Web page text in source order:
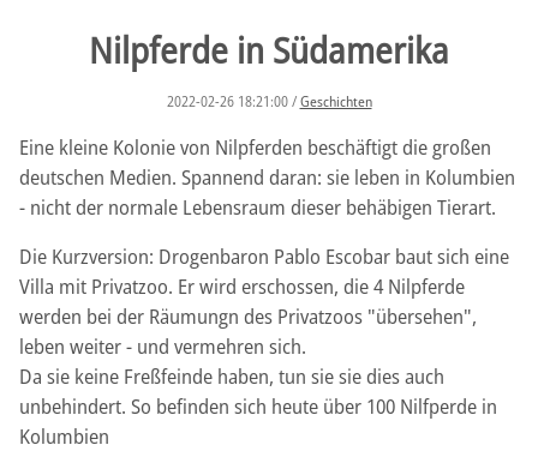
Nilpferde in Südamerika
2022-02-26 18:21:00 /Geschichten
Eine kleine Kolonie von Nilpferden beschäftigt die großen
deutschen Medien. Spannend daran: sie leben in Kolumbien
- nicht der normale Lebensraum dieser behäbigen Tierart.
Die Kurzversion: Drogenbaron Pablo Escobar baut sich eine
Villa mit Privatzoo. Er wird erschossen, die 4 Nilpferde
werden bei der Räumungn des Privatzoos "übersehen",
leben weiter - und vermehren sich.
Da sie keine Freßfeinde haben, tun sie sie dies auch
unbehindert. So befinden sich heute über 100 Nilfperde in
Kolumbien